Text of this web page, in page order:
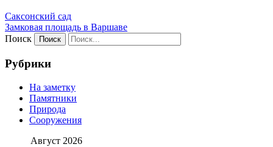
Саксонский сад
Замковая площадь в Варшаве
Поиск
Рубрики
На заметку
Памятники
Природа
Сооружения
Август 2026